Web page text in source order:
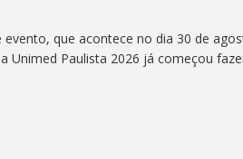
que acontece no dia 30 de
Unimed Paulista 2026 já começou